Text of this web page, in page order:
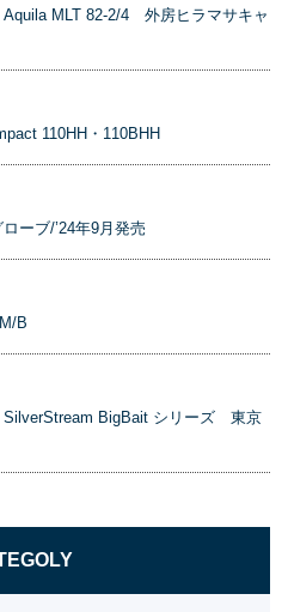
Aquila MLT 82-2/4 外房ヒラマサキャ
110HH・110BHH
ーブ/’24年9月発売
B
SilverStream BigBait シリーズ 東京